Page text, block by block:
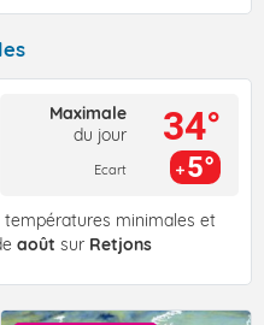
Maximale
du jour
Ecart
34°
5°
températures minimales et
août sur Retjons